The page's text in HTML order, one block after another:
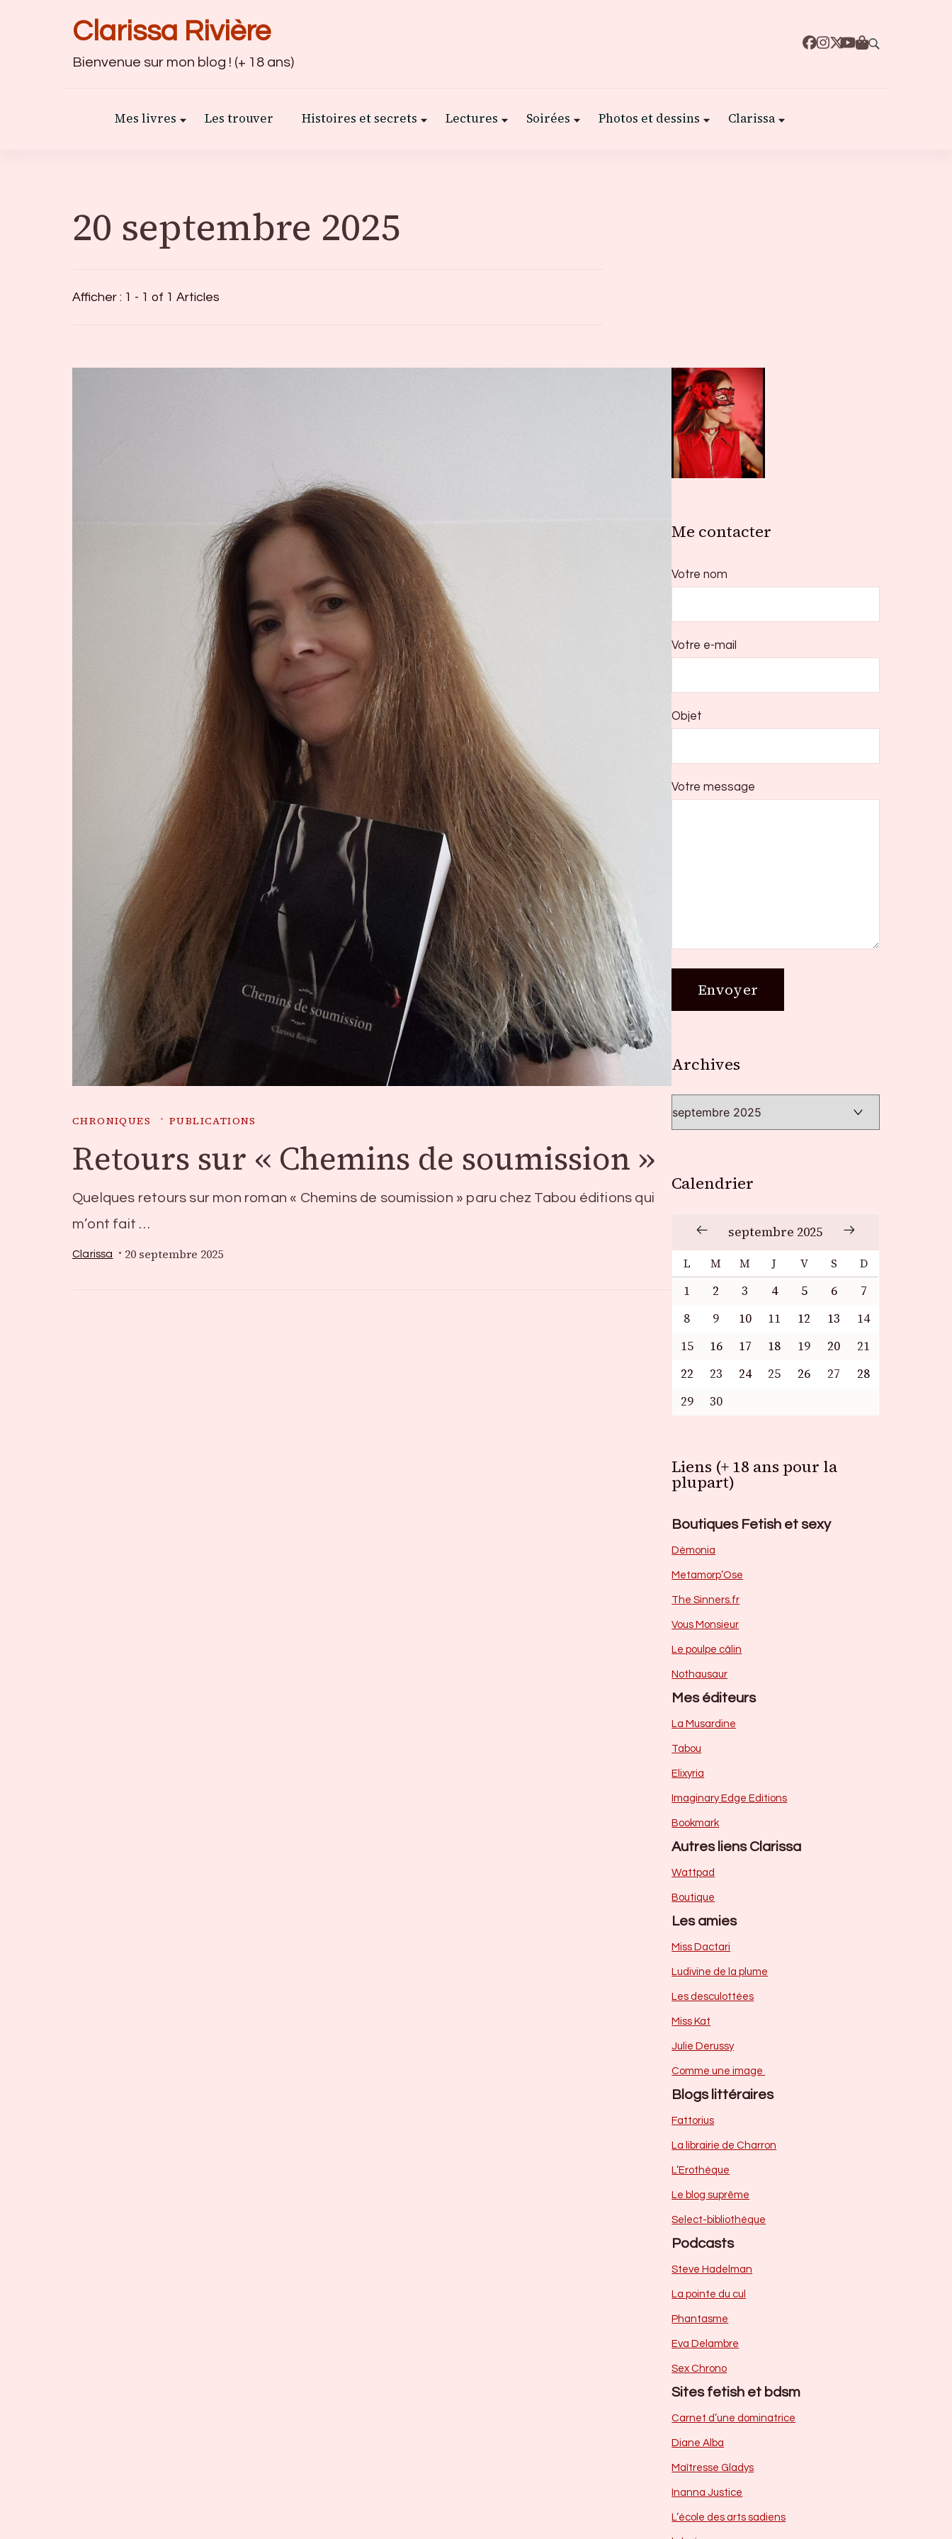
Clarissa Rivière
Bienvenue sur mon blog ! (+ 18 ans)
Mes livres Les trouver Histoires et secrets Lectures Soirées Photos et dessins Clarissa
20 septembre 2025
Afficher : 1 - 1 of 1 Articles
CHRONIQUES PUBLICATIONS
Retours sur « Chemins de soumission »
Quelques retours sur mon roman « Chemins de soumission » paru chez Tabou éditions qui
m’ont fait …
Clarissa 20 septembre 2025
Me contacter
Votre nom
Votre e-mail
Objet
Votre message
Archives
Calendrier
septembre 2025
L M M J V S D
1 2 3 4 5 6
7
8
9 10 11 12 13
14
15
16 17 18 19 20
21
22
23 24 25 26 27
28
29
30
Liens (+ 18 ans pour la
plupart)
Boutiques Fetish et sexy
Dèmonia
Metamorp’Ose
The Sinners.fr
Vous Monsieur
Le poulpe câlin
Nothausaur
Mes éditeurs
La Musardine
Tabou
Elixyria
Imaginary Edge Editions
Bookmark
Autres liens Clarissa
Wattpad
Boutique
Les amies
Miss Dactari
Ludivine de la plume
Les desculottées
Miss Kat
Julie Derussy
Comme une image
Blogs littéraires
Fattorius
La librairie de Charron
L’Erothèque
Le blog suprême
Select-bibliothèque
Podcasts
Steve Hadelman
La pointe du cul
Phantasme
Eva Delambre
Sex Chrono
Sites fetish et bdsm
Carnet d’une dominatrice
Diane Alba
Maîtresse Gladys
Inanna Justice
L’école des arts sadiens